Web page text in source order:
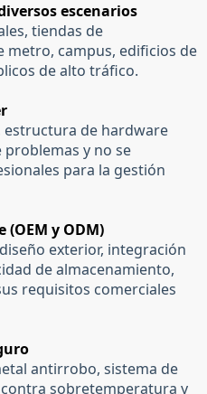
escenarios
tiendas de
metro, campus, edificios de
de alto tráfico.
estructura de hardware
y no se
para la gestión
y ODM)
exterior, integración
de almacenamiento,
requisitos comerciales
antirrobo, sistema de
sobretemperatura y